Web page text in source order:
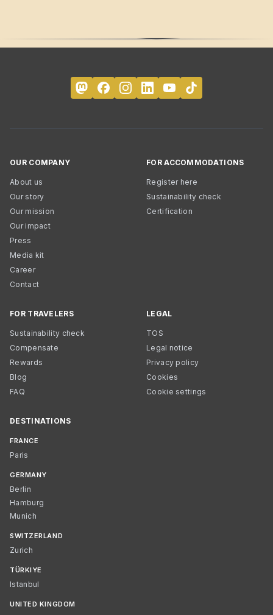
OUR COMPANY
About us
Our story
Our mission
Our impact
Press
Media kit
Career
Contact
FOR ACCOMMODATIONS
Register here
Sustainability check
Certification
FOR TRAVELERS
Sustainability check
Compensate
Rewards
Blog
FAQ
LEGAL
TOS
Legal notice
Privacy policy
Cookies
Cookie settings
DESTINATIONS
FRANCE
Paris
GERMANY
Berlin
Hamburg
Munich
SWITZERLAND
Zurich
TÜRKIYE
Istanbul
UNITED KINGDOM